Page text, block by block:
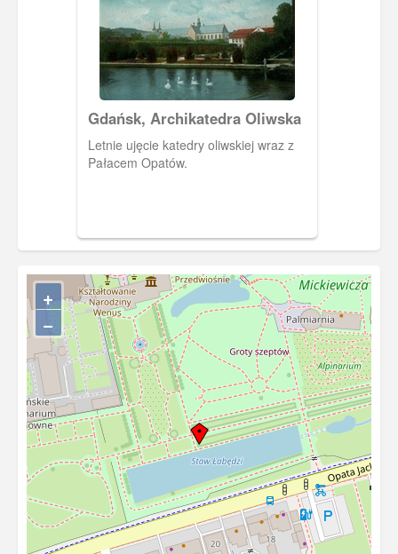
powstały kręte alejki, mostki, pagórki,
altany, kaskada na Potoku Oliwskim. W
XIX w. park przekształcono w ogród
dendrologiczny. Na pocztówce
pokazana jest jedna z parkowych alej z
równo przystrzyżonymi drzewami oraz
krzewami. Gdańsk, Archikatedra Oliwska
Letnie ujęcie katedry oliwskiej wraz z
Pałacem Opatów.
+
−